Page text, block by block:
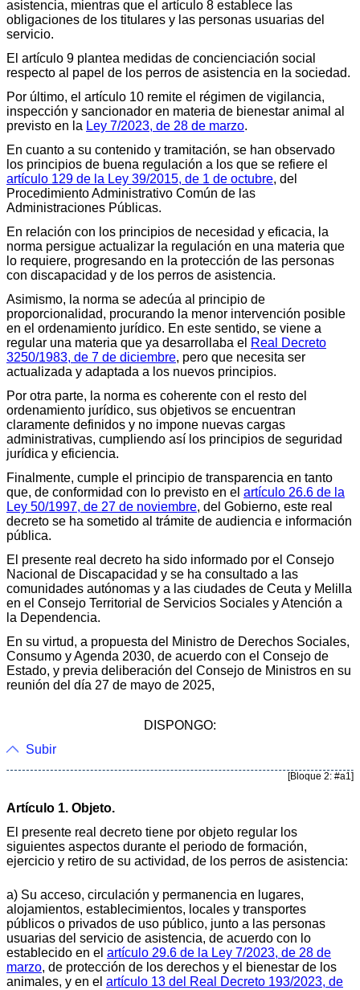
asistencia, mientras que el artículo 8 establece las
obligaciones de los titulares y las personas usuarias del
servicio.
El artículo 9 plantea medidas de concienciación social
respecto al papel de los perros de asistencia en la sociedad.
Por último, el artículo 10 remite el régimen de vigilancia,
inspección y sancionador en materia de bienestar animal al
previsto en la Ley 7/2023, de 28 de marzo.
En cuanto a su contenido y tramitación, se han observado
los principios de buena regulación a los que se refiere el
artículo 129 de la Ley 39/2015, de 1 de octubre, del
Procedimiento Administrativo Común de las
Administraciones Públicas.
En relación con los principios de necesidad y eficacia, la
norma persigue actualizar la regulación en una materia que
lo requiere, progresando en la protección de las personas
con discapacidad y de los perros de asistencia.
Asimismo, la norma se adecúa al principio de
proporcionalidad, procurando la menor intervención posible
en el ordenamiento jurídico. En este sentido, se viene a
regular una materia que ya desarrollaba el Real Decreto
3250/1983, de 7 de diciembre, pero que necesita ser
actualizada y adaptada a los nuevos principios.
Por otra parte, la norma es coherente con el resto del
ordenamiento jurídico, sus objetivos se encuentran
claramente definidos y no impone nuevas cargas
administrativas, cumpliendo así los principios de seguridad
jurídica y eficiencia.
Finalmente, cumple el principio de transparencia en tanto
que, de conformidad con lo previsto en el artículo 26.6 de la
Ley 50/1997, de 27 de noviembre, del Gobierno, este real
decreto se ha sometido al trámite de audiencia e información
pública.
El presente real decreto ha sido informado por el Consejo
Nacional de Discapacidad y se ha consultado a las
comunidades autónomas y a las ciudades de Ceuta y Melilla
en el Consejo Territorial de Servicios Sociales y Atención a
la Dependencia.
En su virtud, a propuesta del Ministro de Derechos Sociales,
Consumo y Agenda 2030, de acuerdo con el Consejo de
Estado, y previa deliberación del Consejo de Ministros en su
reunión del día 27 de mayo de 2025,
DISPONGO:
Subir
[Bloque 2: #a1]
Artículo 1. Objeto.
El presente real decreto tiene por objeto regular los
siguientes aspectos durante el periodo de formación,
ejercicio y retiro de su actividad, de los perros de asistencia:
a) Su acceso, circulación y permanencia en lugares,
alojamientos, establecimientos, locales y transportes
públicos o privados de uso público, junto a las personas
usuarias del servicio de asistencia, de acuerdo con lo
establecido en el artículo 29.6 de la Ley 7/2023, de 28 de
marzo, de protección de los derechos y el bienestar de los
animales, y en el artículo 13 del Real Decreto 193/2023, de